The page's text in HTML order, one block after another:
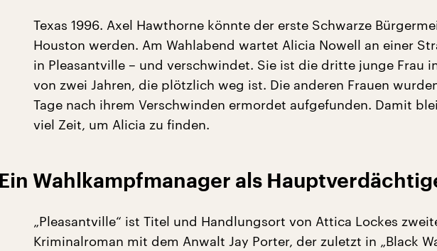
Texas 1996. Axel Hawthorne könnte der erste Schwarze
Houston werden. Am Wahlabend wartet Alicia Nowell an einer
in Pleasantville – und verschwindet. Sie ist die dritte junge Frau
von zwei Jahren, die plötzlich weg ist. Die anderen Frauen
Tage nach ihrem Verschwinden ermordet aufgefunden. Damit
viel Zeit, um Alicia zu finden.
Ein Wahlkampfmanager als
„Pleasantville“ ist Titel und Handlungsort von Attica Lockes
Kriminalroman mit dem Anwalt Jay Porter, der zuletzt in „Black